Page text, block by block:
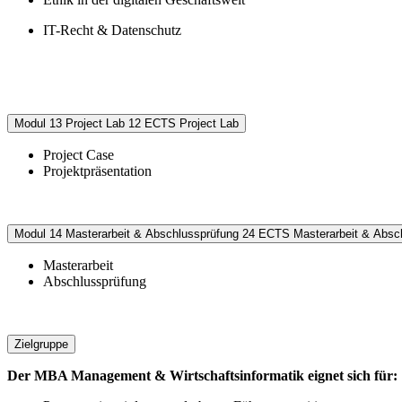
IT-Recht & Datenschutz
Modul 13 Project Lab 12 ECTS Project Lab
Project Case
Projektpräsentation
Modul 14 Masterarbeit & Abschlussprüfung 24 ECTS Masterarbeit &
Masterarbeit
Abschlussprüfung
Zielgruppe
Der MBA Management & Wirtschaftsinformatik eignet sich für: